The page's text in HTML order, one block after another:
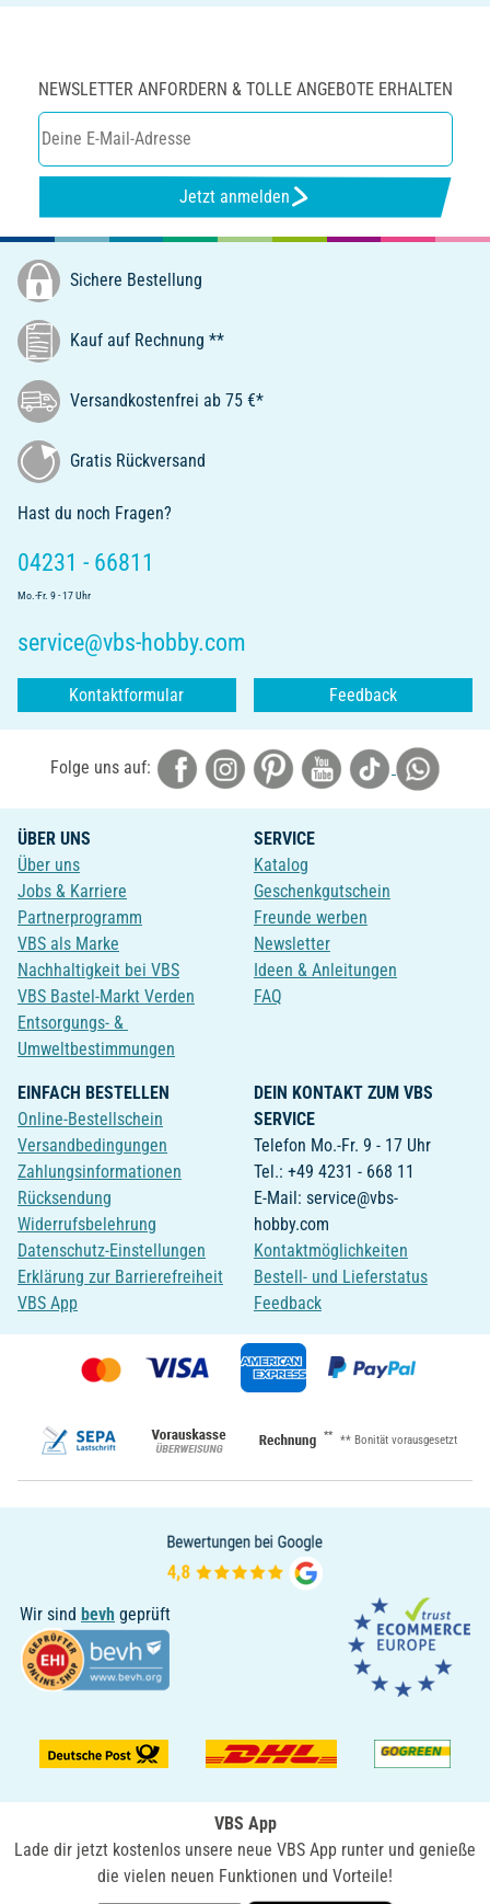
NEWSLETTER ANFORDERN & TOLLE ANGEBOTE ERHALTEN
Jetzt anmelden
Sichere Bestellung
Kauf auf Rechnung **
Versandkostenfrei ab 75 €*
Gratis Rückversand
Hast du noch Fragen?
04231 - 66811
Mo.-Fr. 9 - 17 Uhr
service@vbs-hobby.com
Kontaktformular Feedback
Folge uns auf:
ÜBER UNS
Über uns
Jobs & Karriere
Partnerprogramm
VBS als Marke
Nachhaltigkeit bei VBS
VBS Bastel-Markt Verden
Entsorgungs- &
Umweltbestimmungen
SERVICE
Katalog
Geschenkgutschein
Freunde werben
Newsletter
Ideen & Anleitungen
FAQ
EINFACH BESTELLEN
Online-Bestellschein
Versandbedingungen
Zahlungsinformationen
Rücksendung
Widerrufsbelehrung
Datenschutz-Einstellungen
Erklärung zur Barrierefreiheit
VBS App
DEIN KONTAKT ZUM VBS
SERVICE
Telefon Mo.-Fr. 9 - 17 Uhr
Tel.: +49 4231 - 668 11
E-Mail: service@vbs-
hobby.com
Kontaktmöglichkeiten
Bestell- und Lieferstatus
Feedback
** ** Bonität vorausgesetzt
Wir sind bevh geprüft
VBS App
Lade dir jetzt kostenlos unsere neue VBS App runter und genieße
die vielen neuen Funktionen und Vorteile!